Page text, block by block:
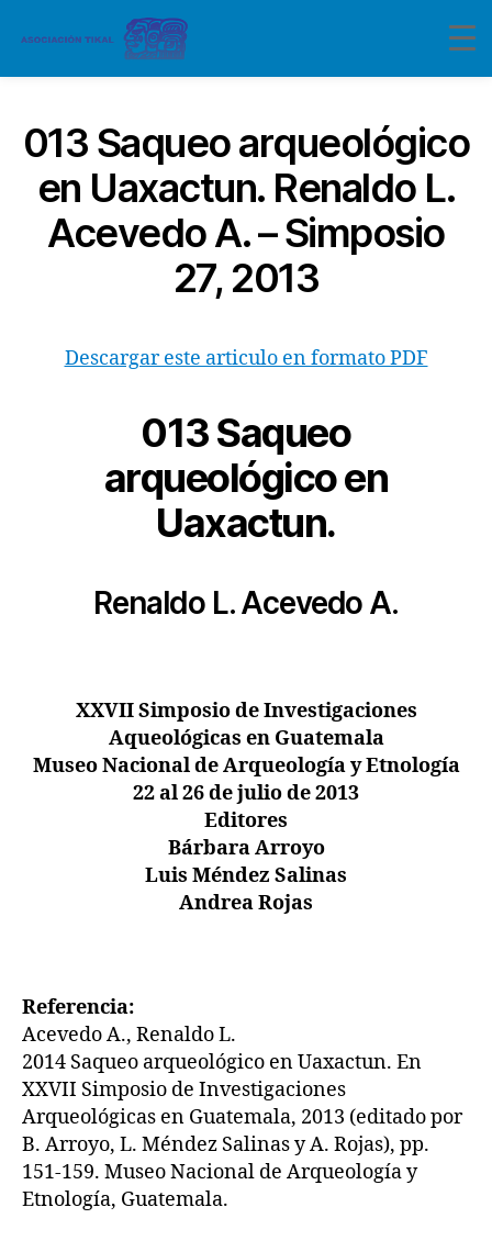
013 Saqueo arqueológico
en Uaxactun. Renaldo L.
Acevedo A. – Simposio
27, 2013
Descargar este articulo en formato PDF
013 Saqueo
arqueológico en
Uaxactun.
Renaldo L. Acevedo A.
XXVII Simposio de Investigaciones
Aqueológicas en Guatemala
Museo Nacional de Arqueología y Etnología
22 al 26 de julio de 2013
Editores
Bárbara Arroyo
Luis Méndez Salinas
Andrea Rojas
Referencia:
Acevedo A., Renaldo L.
2014 Saqueo arqueológico en Uaxactun. En
XXVII Simposio de Investigaciones
Arqueológicas en Guatemala, 2013 (editado por
B. Arroyo, L. Méndez Salinas y A. Rojas), pp.
151-159. Museo Nacional de Arqueología y
Etnología, Guatemala.